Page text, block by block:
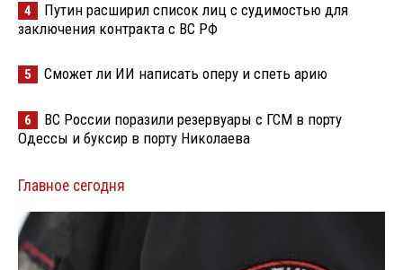
4
Путин расширил список лиц с судимостью для
заключения контракта с ВС РФ
5 Сможет ли ИИ написать оперу и спеть арию
6
ВС России поразили резервуары с ГСМ в порту
Одессы и буксир в порту Николаева
Главное сегодня